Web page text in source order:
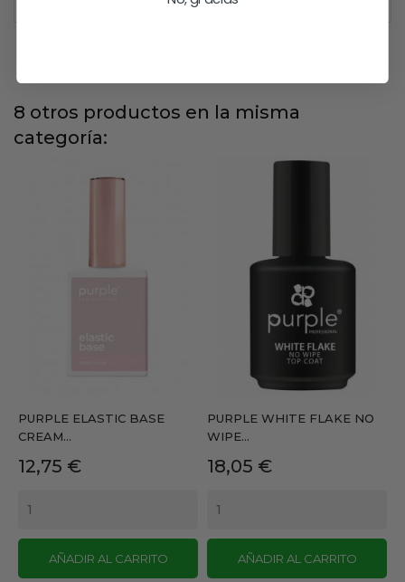
8 otros productos en la misma
categoría:
PURPLE ELASTIC BASE
CREAM...
Precio
12,75 €
AÑADIR AL CARRITO
PURPLE WHITE FLAKE NO
WIPE...
Precio
18,05 €
AÑADIR AL CARRITO